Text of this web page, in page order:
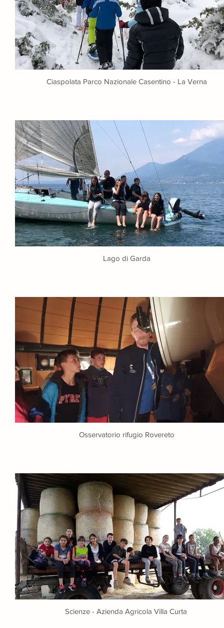
Ciaspolata Parco Nazionale Casentino - La Verna
Lago di Garda
Osservatorio rifugio Rovereto
Scienze - Azienda Agricola Villa Curta